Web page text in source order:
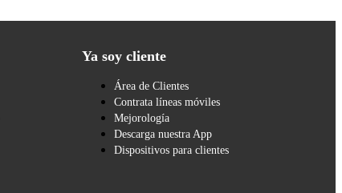
Ya soy cliente
Área de Clientes
Contrata líneas móviles
Mejorología
Descarga nuestra App
Dispositivos para clientes